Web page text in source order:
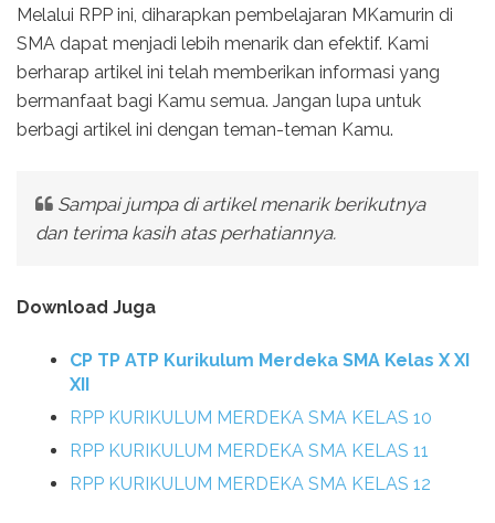
Melalui RPP ini, diharapkan pembelajaran MKamurin di
SMA dapat menjadi lebih menarik dan efektif. Kami
berharap artikel ini telah memberikan informasi yang
bermanfaat bagi Kamu semua. Jangan lupa untuk
berbagi artikel ini dengan teman-teman Kamu.
Sampai jumpa di artikel menarik berikutnya
dan terima kasih atas perhatiannya.
Download Juga
CP TP ATP Kurikulum Merdeka SMA Kelas X XI
XII
RPP KURIKULUM MERDEKA SMA KELAS 10
RPP KURIKULUM MERDEKA SMA KELAS 11
RPP KURIKULUM MERDEKA SMA KELAS 12